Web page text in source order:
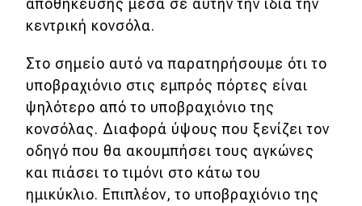
κεντρική κονσόλα.
Στο σημείο αυτό να παρατηρήσουμε ότι το
υποβραχιόνιο στις εμπρός πόρτες είναι
ψηλότερο από το υποβραχιόνιο της
κονσόλας. Διαφορά ύψους που ξενίζει τον
οδηγό που θα ακουμπήσει τους αγκώνες
και πιάσει το τιμόνι στο κάτω του
ημικύκλιο. Επιπλέον, το υποβραχιόνιο της